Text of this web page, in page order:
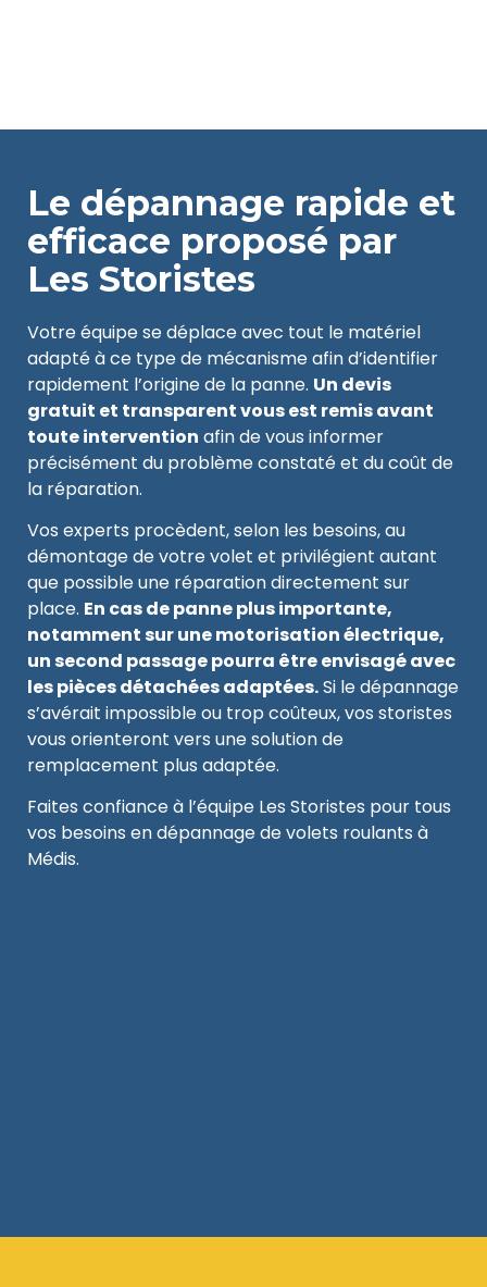
Le dépannage rapide et
efficace proposé par
Les Storistes
Votre équipe se déplace avec tout le matériel
adapté à ce type de mécanisme afin d’identifier
rapidement l’origine de la panne. Un devis
gratuit et transparent vous est remis avant
toute intervention afin de vous informer
précisément du problème constaté et du coût de
la réparation.
Vos experts procèdent, selon les besoins, au
démontage de votre volet et privilégient autant
que possible une réparation directement sur
place. En cas de panne plus importante,
notamment sur une motorisation électrique,
un second passage pourra être envisagé avec
les pièces détachées adaptées.Si le dépannage
s’avérait impossible ou trop coûteux, vos storistes
vous orienteront vers une solution de
remplacement plus adaptée.
Faites confiance à l’équipe Les Storistes pour tous
vos besoins en dépannage de volets roulants à
Médis.